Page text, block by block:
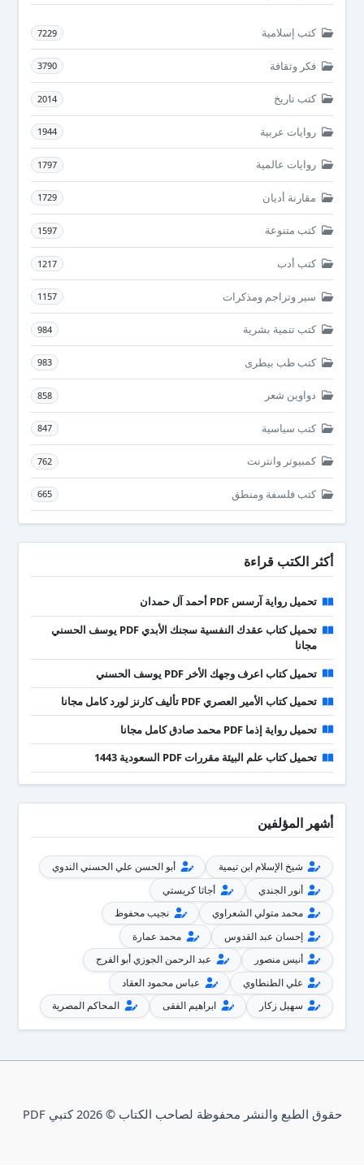
كتب إسلامية 7229
فكر وثقافة 3790
كتب تاريخ 2014
روايات عربية 1944
روايات عالمية 1797
مقارنة أديان 1729
كتب متنوعة 1597
كتب أدب 1217
سير وتراجم ومذكرات 1157
كتب تنمية بشرية 984
كتب طب بيطرى 983
دواوين شعر 858
كتب سياسية 847
كمبيوتر وانترنت 762
كتب فلسفة ومنطق 665
أكثر الكتب قراءة
تحميل رواية آرسس PDF أحمد آل حمدان
تحميل كتاب عقدك النفسية سجنك الأبدي PDF يوسف الحسني
مجانا
تحميل كتاب اعرف وجهك الأخر PDF يوسف الحسني
تحميل كتاب الأمير العصري PDF تأليف كارنز لورد كامل مجانا
تحميل رواية إذما PDF محمد صادق كامل مجانا
تحميل كتاب علم البيئة مقررات PDF السعودية 1443
أشهر المؤلفين
شيخ الإسلام ابن تيمية
أبو الحسن علي الحسني الندوي
أنور الجندي
أجاثا كريستي
محمد متولي الشعراوي
نجيب محفوظ
إحسان عبد القدوس
محمد عمارة
أنيس منصور
عبد الرحمن الجوزي أبو الفرج
علي الطنطاوي
عباس محمود العقاد
سهيل زكار
ابراهيم الفقى المحاكم المصرية
حقوق الطبع والنشر محفوظة لصاحب الكتاب © 2026 كتبي PDF